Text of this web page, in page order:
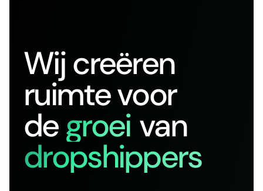
Wij creëren
ruimte voor
degroei van
dropshippers